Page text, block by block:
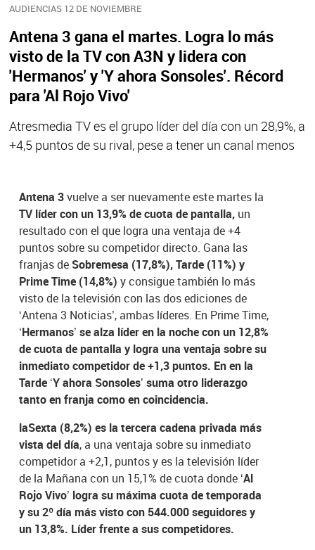
AUDIENCIAS 12 DE NOVIEMBRE
Antena 3 gana el martes. Logra lo más
visto de la TV con A3N y lidera con
'Hermanos' y 'Y ahora Sonsoles'. Récord
para 'Al Rojo Vivo'
Atresmedia TV es el grupo líder del día con un 28,9%, a
+4,5 puntos de su rival, pese a tener un canal menos
Antena 3vuelve a ser nuevamente este martes la
TV líder con un 13,9% de cuota de pantalla, un
resultado con el que logra una ventaja de +4
puntos sobre su competidor directo. Gana las
franjas de Sobremesa (17,8%), Tarde (11%) y
Prime Time (14,8%) y consigue también lo más
visto de la televisión con las dos ediciones de
‘Antena 3 Noticias’, ambas líderes. En Prime Time,
‘Hermanos’ se alza líder en la noche con un 12,8%
de cuota de pantalla y logra una ventaja sobre su
inmediato competidor de +1,3 puntos. En en la
Tarde ‘Y ahora Sonsoles’ suma otro liderazgo
tanto en franja como en coincidencia.
laSexta (8,2%) es la tercera cadena privada más
vista del día, a una ventaja sobre su inmediato
competidor a +2,1, puntos y es la televisión líder
de la Mañana con un 15,1% de cuota donde ‘Al
Rojo Vivo’ logra su máxima cuota de temporada
y su 2º día más visto con 544.000 seguidores y
un 13,8%. Líder frente a sus competidores.